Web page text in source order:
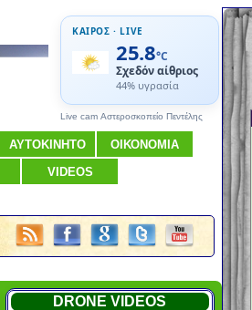
ΚΑΙΡΟΣ · LIVE
25.8°C
Σχεδόν αίθριος
44% υγρασία
Live cam Αστεροσκοπείο Πεντέλης
ΑΥΤΟΚΙΝΗΤΟ ΟΙΚΟΝΟΜΙΑ
VIDEOS
DRONE VIDEOS